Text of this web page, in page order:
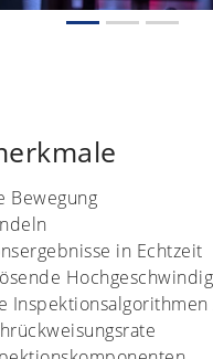
Bewegung
in Echtzeit
Inspektionsalgorithmen